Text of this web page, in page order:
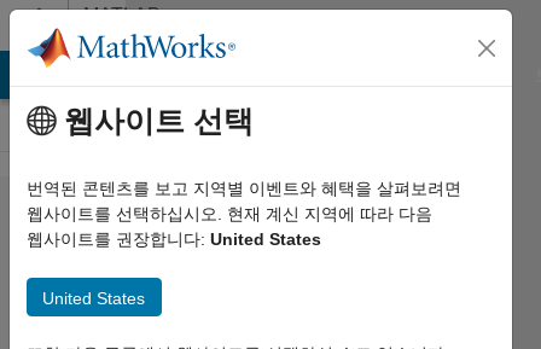
콘텐츠로 바로 가기
MATLAB
Answers
root()
function
gives
compelx
웹사이트 선택
번역된 콘텐츠를 보고 지역별 이벤트와 혜택을 살펴보려면
웹사이트를 선택하십시오. 현재 계신 지역에 따라 다음
웹사이트를 권장합니다: United States
United States